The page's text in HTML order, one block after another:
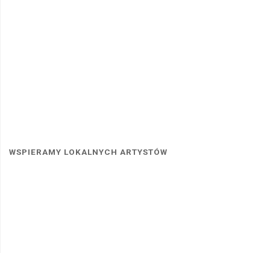
WSPIERAMY LOKALNYCH ARTYSTÓW